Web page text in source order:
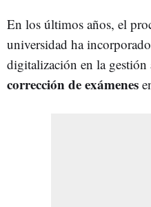
En los últimos años, el
universidad ha
digitalización en la
corrección de exámenes